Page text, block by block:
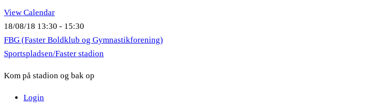
View Calendar
18/08/18 13:30 - 15:30
FBG (Faster Boldklub og Gymnastikforening)
Sportspladsen/Faster stadion
Kom på stadion og bak op
Login